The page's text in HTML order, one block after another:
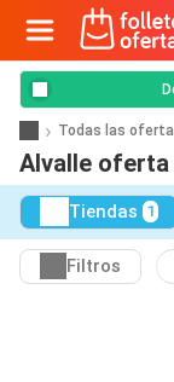
Todas las
Alvalle
Tiendas 1
Filtros